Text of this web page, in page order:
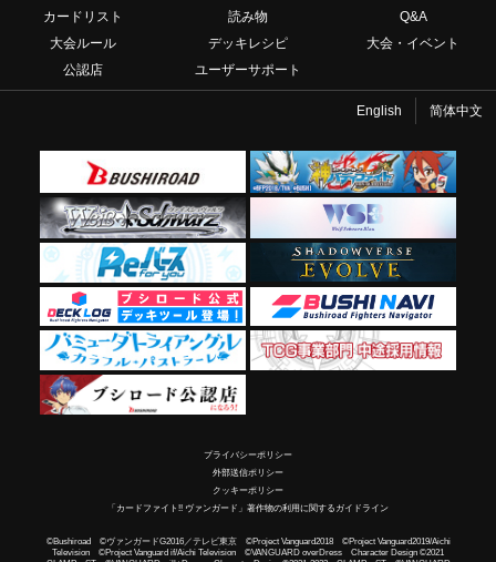
カードリスト
読み物
Q&A
大会ルール
デッキレシピ
大会・イベント
公認店
ユーザーサポート
English 简体中文
プライバシーポリシー
外部送信ポリシー
クッキーポリシー
「カードファイト!! ヴァンガード」著作物の利用に関するガイドライン
©Bushiroad ©ヴァンガードG2016／テレビ東京 ©Project Vanguard2018 ©Project Vanguard2019/Aichi
Television ©Project Vanguard if/Aichi Television ©VANGUARD overDress Character Design ©2021